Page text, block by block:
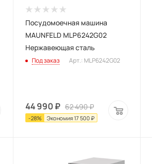
Посудомоечная машина
MAUNFELD MLP6242G02
Нержавеющая сталь
Под заказ Арт.: MLP6242G02
44 990 ₽ 62 490₽
-28% Экономия17 500 ₽